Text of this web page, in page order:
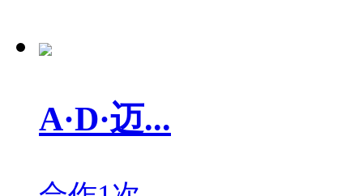
A·D·迈...